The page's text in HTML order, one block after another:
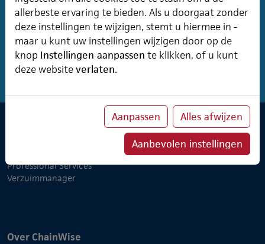
Is het project “Framework” zelf een WBSO project? Dan
is het dus niet zinvol om deze aan een ander WBSO-
project te koppelen. Vandaar dat deze kolom leeg is.
Software & Cursusplanner
Professional Services
Verzuimmanager
Over ChainWise
allerbeste ervaring te bieden. Als u doorgaat zonder
deze instellingen te wijzigen, stemt u hiermee in -
maar u kunt uw instellingen wijzigen door op de
knop Instellingen aanpassen te klikken, of u kunt
deze websiteverlaten.
Aanpassen Alles afwijzen
Aanbevolen instellingen